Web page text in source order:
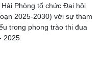
- Xe máy
tô
máy
Phòng tổ chức Đại hội
2025-2030) với sự tham
trong phong trào thi đua
2025.